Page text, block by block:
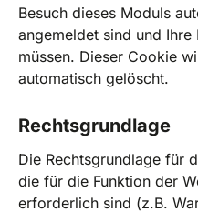
Besuch dieses Moduls
angemeldet sind und
müssen. Dieser Cookie
automatisch gelöscht.
Rechtsgrundlage
Die Rechtsgrundlage für
die für die Funktion der
erforderlich sind (z.B.